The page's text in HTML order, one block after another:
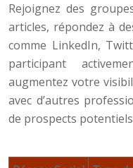
Rejoignez des
articles, répondez à
comme LinkedIn,
participant
augmentez votre
avec d’autres
de prospects